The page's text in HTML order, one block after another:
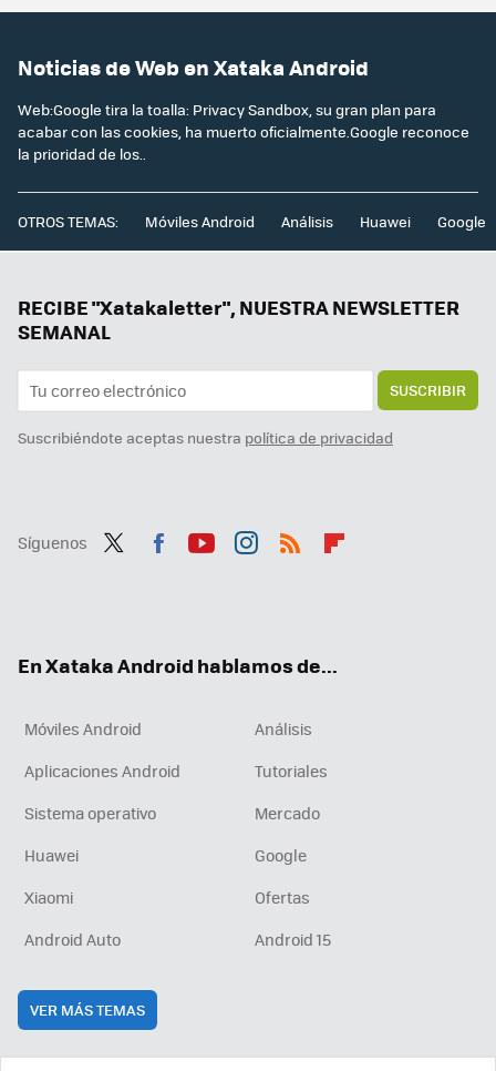
Noticias de Web en Xataka Android
Web:Google tira la toalla: Privacy Sandbox, su gran plan para
acabar con las cookies, ha muerto oficialmente.Google reconoce
la prioridad de los..
OTROS TEMAS: Móviles Android Análisis Huawei Google
RECIBE "Xatakaletter", NUESTRA NEWSLETTER
SEMANAL
SUSCRIBIR
Suscribiéndote aceptas nuestra política de privacidad
Síguenos
En Xataka Android hablamos de...
Móviles Android
Análisis
Aplicaciones Android
Tutoriales
Sistema operativo
Mercado
Huawei
Google
Xiaomi
Ofertas
Android Auto
Android 15
VER MÁS TEMAS